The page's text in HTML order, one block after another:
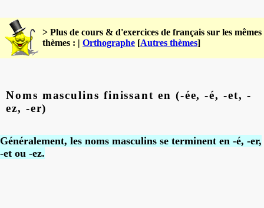
> Plus de cours & d'exercices de français sur les mêmes
thèmes : | Orthographe [Autres thèmes]
Noms masculins finissant en (-ée, -é, -et, -
ez, -er)
Généralement, les noms masculins se terminent en -é, -er,
-et ou -ez.